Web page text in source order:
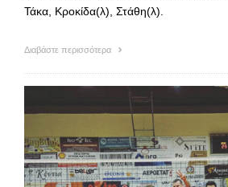
Τάκα, Κροκίδα(λ), Στάθη(λ).
Διαβάστε περισσότερα